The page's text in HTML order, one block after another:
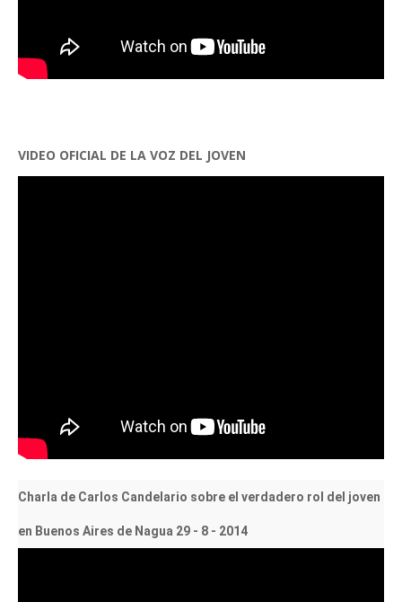
VIDEO OFICIAL DE LA VOZ DEL JOVEN
Charla de Carlos Candelario sobre el verdadero rol del joven
en Buenos Aires de Nagua 29 - 8 - 2014